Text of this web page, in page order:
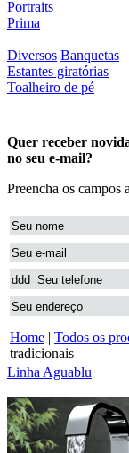
Portraits
Prima
Diversos Banquetas
Estantes giratórias
Toalheiro de pé
Home | Todos os
tradicionais
Linha Aguablu